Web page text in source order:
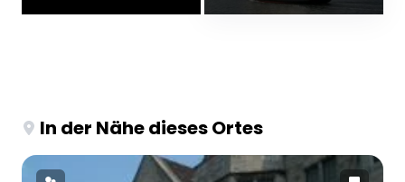
In der Nähe dieses Ortes